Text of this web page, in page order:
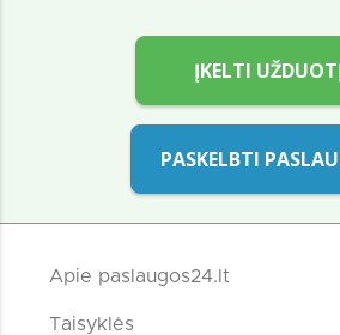
ĮKELTI
PASKELBTI
Apie paslaugos24.lt
Taisyklės